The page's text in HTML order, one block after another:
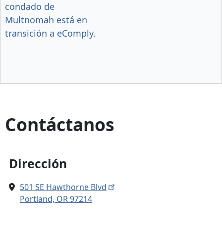
condado de
Multnomah está en
transición a eComply.
Contáctanos
Dirección
501 SE Hawthorne Blvd
Portland, OR 97214